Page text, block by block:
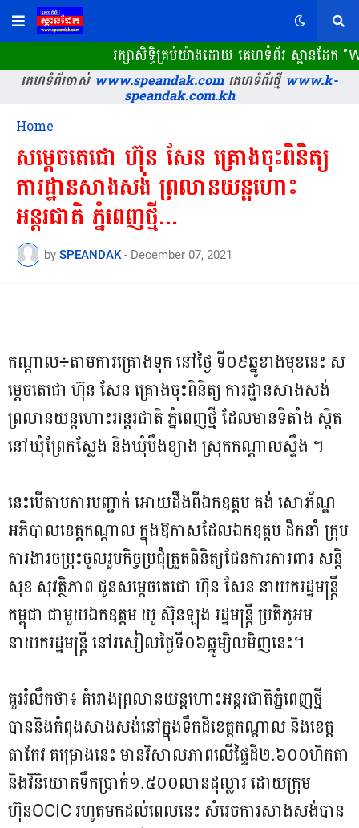
រក្សាសិទ្ធិគ្រប់យ៉ាងដោយ គេហទំព័រ ស្ពានដែ
គេហទំព័រចាស់www.speandak.comគេហទំព័រថ្មីwww.k-
speandak.com.kh
Home
សម្តេចតេជោ ហ៊ុន សែន គ្រោងចុះពិនិត្យ
ការដ្ឋានសាងសង់ ព្រលានយន្តហោះ
អន្តរជាតិ ភ្នំពេញថ្មី...
by SPEANDAK - December 07, 2021
កណ្តាល÷តាមការគ្រោងទុក នៅថ្ងៃ ទី០៩ឆ្នូខាងមុខនេះ ស
ម្តេចតេជោ ហ៊ុន សែន គ្រោងចុះពិនិត្យ ការដ្ឋានសាងសង់
ព្រលានយន្តហោះអន្តរជាតិ ភ្នំពេញថ្មី ដែលមានទីតាំង ស្តិត
នៅឃុំព្រែកស្លែង និងឃុំបឹងខ្យាង ស្រុកកណ្តាលស្ទឹង ។
នេះបើតាមការបញ្ជាក់ អោយដឹងពីឯកឧត្តម គង់ សោភ័ណ្ឌ
អភិបាលខេត្តកណ្តាល ក្នុងឱកាសដែលឯកឧត្តម ដឹកនាំ ក្រុម
ការងារចម្រុះចូលរួមកិច្ចប្រជុំត្រួតពិនិត្យផែនការការពារ សន្តិ
សុខ សុវត្ថិភាព ជូនសម្តេចតេជោ ហ៊ុន សែន នាយករដ្ឋមន្រ្តី
កម្ពុជា ជាមួយឯកឧត្តម យូ ស៊ុនឡុង រដ្ឋមន្ដ្រី ប្រតិភូអម
នាយករដ្ឋមន្ត្រី នៅរសៀលថ្ងៃទី០៦ឆ្នូម្សិលមិញនេះ។
គួររំលឹកថា៖ គំរោងព្រលានយន្តហោះអន្តរជាតិភ្នំពេញថ្មី
បាននិងកំពុងសាងសង់នៅក្នុងទឹកដីខេត្តកណ្តាល និងខេត្ត
តាកែវ គម្រោងនេះ មានវិសាលភាពលើផ្ទៃដី២.៦០០ហិកតា
និងវិនិយោគទឹកប្រាក់១.៥០០លានដុល្លារ ដោយក្រុម
ហ៊ុនOCIC រហូតមកដល់ពេលនេះ សំរេចការសាងសង់បាន